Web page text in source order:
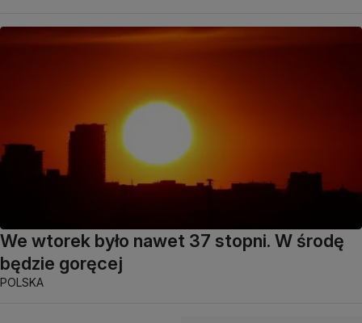
We wtorek było nawet 37 stopni. W środę
będzie goręcej
POLSKA